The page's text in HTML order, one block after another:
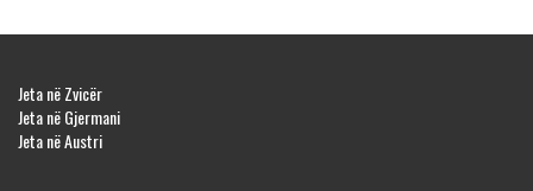
Jeta në Zvicër
Jeta në Gjermani
Jeta në Austri